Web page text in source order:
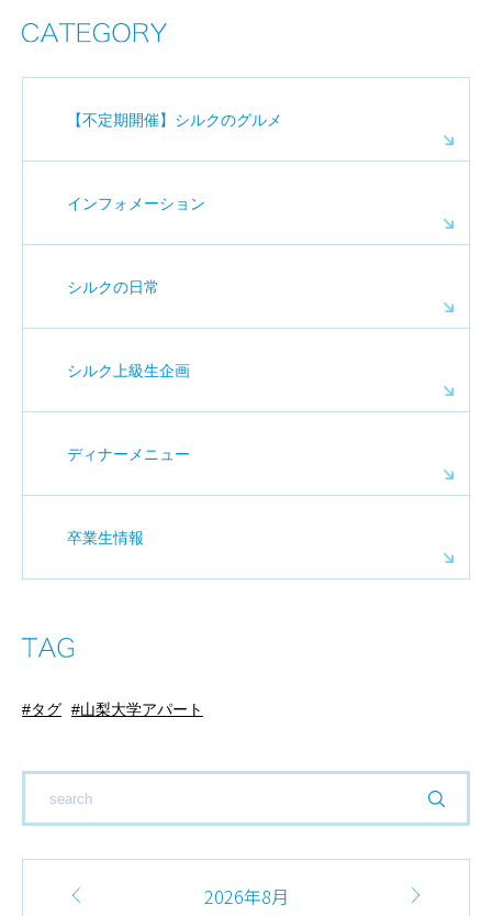
【不定期開催】シルクのグルメ
インフォメーション
シルクの日常
シルク上級生企画
ディナーメニュー
卒業生情報
タグ 山梨大学アパート
2026年8月